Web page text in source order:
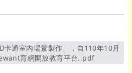
育網開放教育平台..pdf另開新視窗